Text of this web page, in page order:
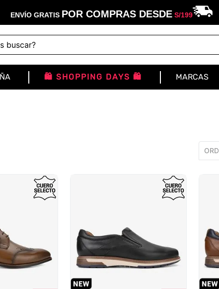
ENVÍO GRATIS POR COMPRAS DESDES/199
🛍️ SHOPPING DAYS 🛍️ MARCAS